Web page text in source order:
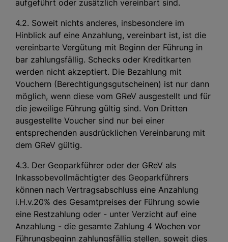
aufgeführt oder zusätzlich vereinbart sind.
4.2. Soweit nichts anderes, insbesondere im
Hinblick auf eine Anzahlung, vereinbart ist, ist die
vereinbarte Vergütung mit Beginn der Führung in
bar zahlungsfällig. Schecks oder Kreditkarten
werden nicht akzeptiert. Die Bezahlung mit
Vouchern (Berechtigungsgutscheinen) ist nur dann
möglich, wenn diese vom GReV ausgestellt und für
die jeweilige Führung gültig sind. Von Dritten
ausgestellte Voucher sind nur bei einer
entsprechenden ausdrücklichen Vereinbarung mit
dem GReV gültig.
4.3. Der Geoparkführer oder der GReV als
Inkassobevollmächtigter des Geoparkführers
können nach Vertragsabschluss eine Anzahlung
i.H.v.20% des Gesamtpreises der Führung sowie
eine Restzahlung oder - unter Verzicht auf eine
Anzahlung - die gesamte Zahlung 4 Wochen vor
Führungsbeginn zahlungsfällig stellen, soweit dies